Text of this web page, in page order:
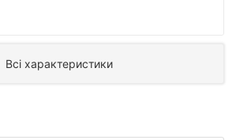
Всі характеристики